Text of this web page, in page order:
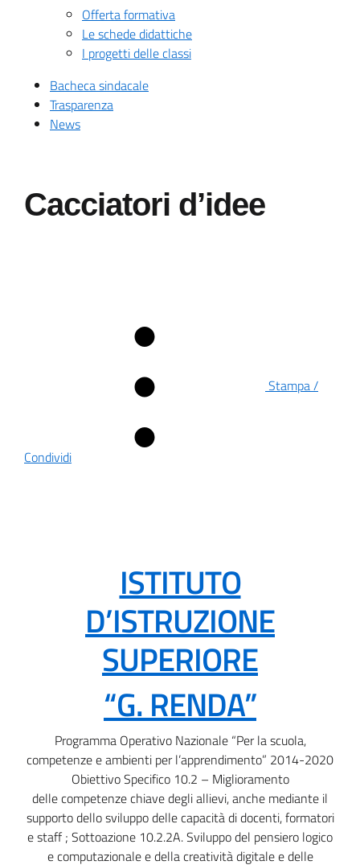
Offerta formativa
Le schede didattiche
I progetti delle classi
Bacheca sindacale
Trasparenza
News
Cacciatori d’idee
Stampa /
Condividi
ISTITUTO
D’ISTRUZIONE
SUPERIORE
“G. RENDA”
Programma Operativo Nazionale “Per la scuola,
competenze e ambienti per l’apprendimento” 2014-2020
Obiettivo Specifico 10.2 – Miglioramento
delle competenze chiave degli allievi, anche mediante il
supporto dello sviluppo delle capacità di docenti, formatori
e staff ; Sottoazione 10.2.2A. Sviluppo del pensiero logico
e computazionale e della creatività digitale e delle